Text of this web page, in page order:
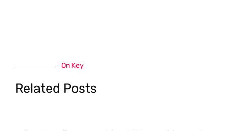
On Key
Related Posts